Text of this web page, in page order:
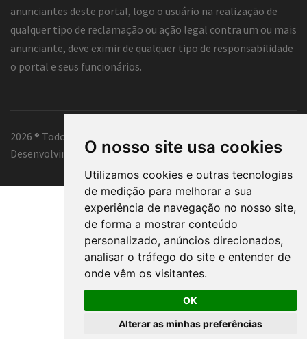
O nosso site usa cookies
Utilizamos cookies e outras tecnologias
de medição para melhorar a sua
experiência de navegação no nosso site,
de forma a mostrar conteúdo
personalizado, anúncios direcionados,
analisar o tráfego do site e entender de
onde vêm os visitantes.
OK
Alterar as minhas preferências
anunciantes deste portal, logo o usuário na realização de
qualquer tipo de reclamação ou ação legal contra um ou mais
anunciante, deve eximir de qualquer tipo de responsabilidade
o portal e seus funcionários.
2026 ® Todos os direitos reservados.
Desenvolvimento e hospedagemClassificados Curitiba ®